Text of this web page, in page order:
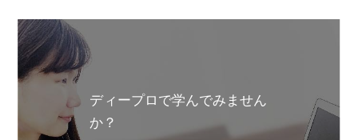
ディープロで学んでみません
か？